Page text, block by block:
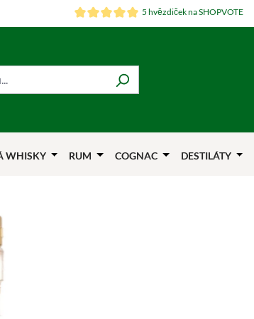
5 hvězdiček na SHOPVOTE
WHISKY RUM COGNAC DESTILÁTY